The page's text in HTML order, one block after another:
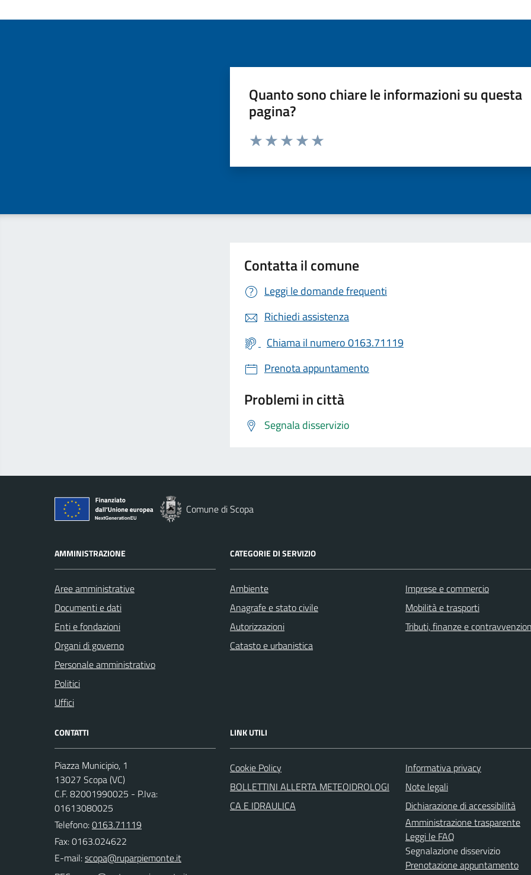
Quanto sono chiare le informazioni su questa
pagina?
Valuta da 1 a 5 stelle la pagina
Contatta il comune
Leggi le domande frequenti
Richiedi assistenza
Chiama il numero 0163.71119
Prenota appuntamento
Problemi in città
Segnala disservizio
Comune di Scopa
AMMINISTRAZIONE
Aree amministrative
Documenti e dati
Enti e fondazioni
Organi di governo
Personale amministrativo
Politici
Uffici
CATEGORIE DI SERVIZIO
Ambiente
Anagrafe e stato civile
Autorizzazioni
Catasto e urbanistica
Imprese e commercio
Mobilità e trasporti
Tributi, finanze e
CONTATTI
Piazza Municipio, 1
13027 Scopa (VC)
C.F. 82001990025 - P.Iva:
01613080025
Telefono:0163.71119
Fax: 0163.024622
E-mail:
LINK UTILI
Cookie Policy
BOLLETTINI ALLERTA METEOIDROLOGI
CA E IDRAULICA
Informativa privacy
Note legali
Dichiarazione di accessibilità
Amministrazione trasparente
Leggi le FAQ
Segnalazione disservizio
Prenotazione appuntamento